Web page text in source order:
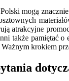
mogą
atrakcyjne
także pamiętać o
krokiem